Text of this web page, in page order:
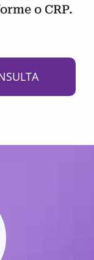
o CRP.